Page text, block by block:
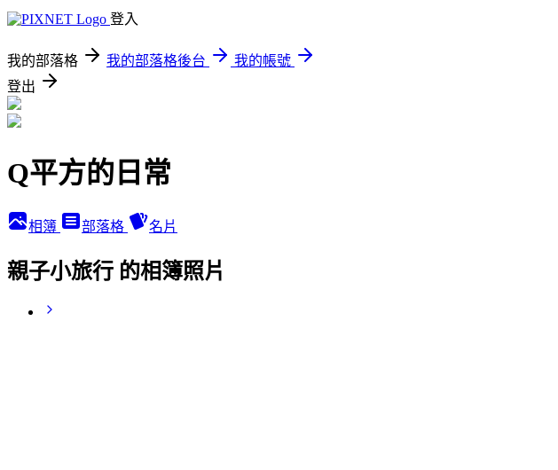
登入
我的部落格 我的部落格後台
我的帳號
登出
Q平方的日常
相簿 部落格 名片
親子小旅行 的相簿照片